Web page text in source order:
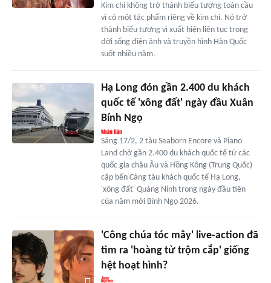
Kim chi không trở thành biểu tượng toàn cầu
vì có một tác phẩm riêng về kim chi. Nó trở
thành biểu tượng vì xuất hiện liên tục trong
đời sống điện ảnh và truyền hình Hàn Quốc
suốt nhiều năm.
Hạ Long đón gần 2.400 du khách
quốc tế 'xông đất' ngày đầu Xuân
Bính Ngọ
Sáng 17/2, 2 tàu Seaborn Encore và Piano
Land chở gần 2.400 du khách quốc tế từ các
quốc gia châu Âu và Hồng Kông (Trung Quốc)
cập bến Cảng tàu khách quốc tế Hạ Long,
'xông đất' Quảng Ninh trong ngày đầu tiên
của năm mới Bính Ngọ 2026.
'Công chúa tóc mây' live-action đã
tìm ra 'hoàng tử trộm cắp' giống
hệt hoạt hình?